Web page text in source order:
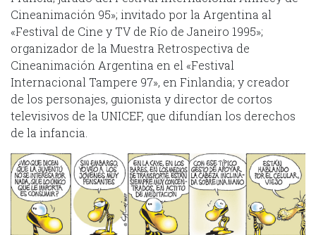
Cineanimación 95»; invitado por la Argentina al
«Festival de Cine y TV de Río de Janeiro 1995»;
organizador de la Muestra Retrospectiva de
Cineanimación Argentina en el «Festival
Internacional Tampere 97», en Finlandia; y creador
de los personajes, guionista y director de cortos
televisivos de la UNICEF, que difundían los derechos
de la infancia.